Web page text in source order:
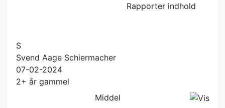
Rapporter indhold
S
Svend Aage Schiermacher
07-02-2024
2+ år gammel
Middel